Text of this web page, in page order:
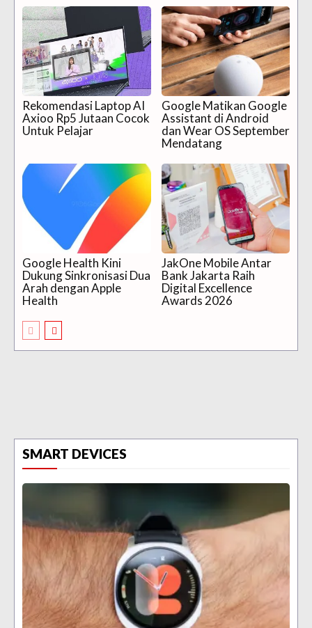
Rekomendasi Laptop AI
Axioo Rp5 Jutaan Cocok
Untuk Pelajar
Google Matikan Google
Assistant di Android
dan Wear OS September
Mendatang
Google Health Kini
Dukung Sinkronisasi Dua
Arah dengan Apple
Health
JakOne Mobile Antar
Bank Jakarta Raih
Digital Excellence
Awards 2026
SMART DEVICES